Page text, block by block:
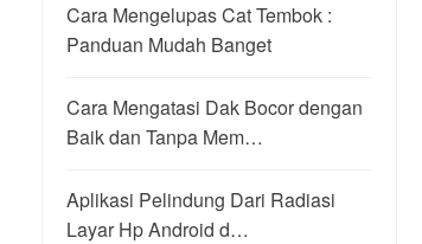
Cara Mengelupas Cat Tembok :
Panduan Mudah Banget
Cara Mengatasi Dak Bocor dengan
Baik dan Tanpa Mem…
Aplikasi Pelindung Dari Radiasi
Layar Hp Android d…